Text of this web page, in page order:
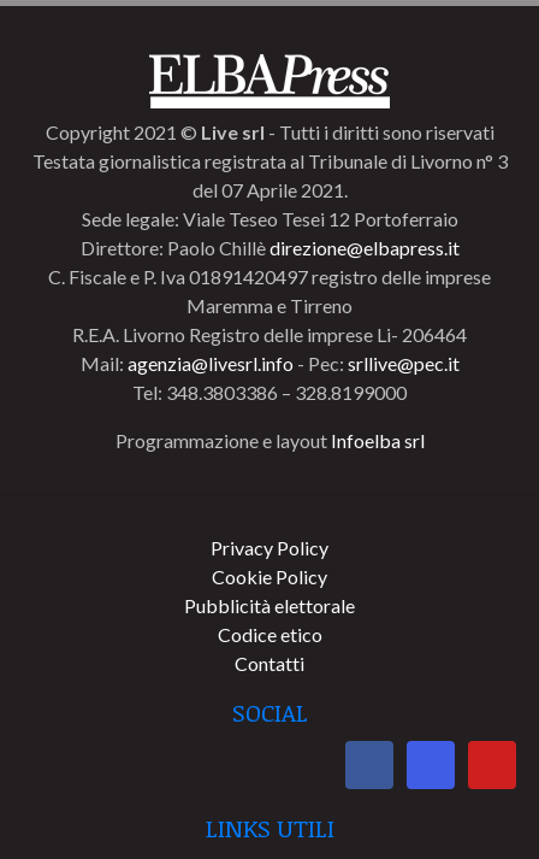
Copyright 2021 © Live srl - Tutti i diritti sono riservati
Testata giornalistica registrata al Tribunale di Livorno n° 3
del 07 Aprile 2021.
Sede legale: Viale Teseo Tesei 12 Portoferraio
Direttore: Paolo Chillèdirezione@elbapress.it
C. Fiscale e P. Iva 01891420497 registro delle imprese
Maremma e Tirreno
R.E.A. Livorno Registro delle imprese Li- 206464
Mail: agenzia@livesrl.info - Pec: srllive@pec.it
Tel: 348.3803386 – 328.8199000
Programmazione e layout Infoelba srl
Privacy Policy
Cookie Policy
Pubblicità elettorale
Codice etico
Contatti
SOCIAL
LINKS UTILI